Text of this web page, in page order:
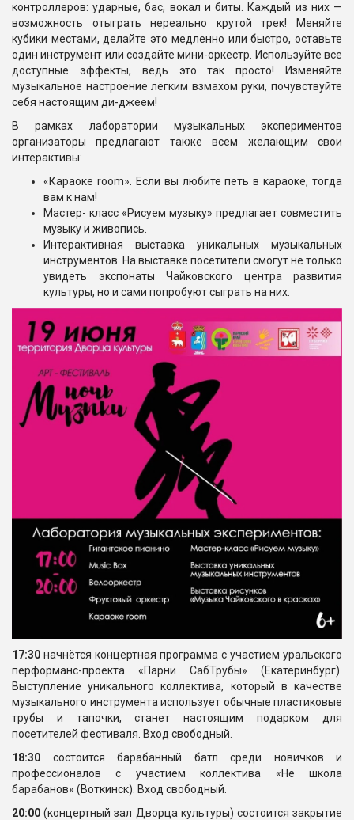
контроллеров: ударные, бас, вокал и биты. Каждый из них —
возможность отыграть нереально крутой трек! Меняйте
кубики местами, делайте это медленно или быстро, оставьте
один инструмент или создайте мини-оркестр. Используйте все
доступные эффекты, ведь это так просто! Изменяйте
музыкальное настроение лёгким взмахом руки, почувствуйте
себя настоящим ди-джеем!
В рамках лаборатории музыкальных экспериментов
организаторы предлагают также всем желающим свои
интерактивы:
«Караоке room». Если вы любите петь в караоке, тогда
вам к нам!
Мастер- класс «Рисуем музыку» предлагает совместить
музыку и живопись.
Интерактивная выставка уникальных музыкальных
инструментов. На выставке посетители смогут не только
увидеть экспонаты Чайковского центра развития
культуры, но и сами попробуют сыграть на них.
17:30 начнётся концертная программа с участием уральского
перформанс-проекта «Парни СабТрубы» (Екатеринбург).
Выступление уникального коллектива, который в качестве
музыкального инструмента использует обычные пластиковые
трубы и тапочки, станет настоящим подарком для
посетителей фестиваля. Вход свободный.
18:30 состоится барабанный батл среди новичков и
профессионалов с участием коллектива «Не школа
барабанов» (Воткинск). Вход свободный.
20:00 (концертный зал Дворца культуры) состоится закрытие